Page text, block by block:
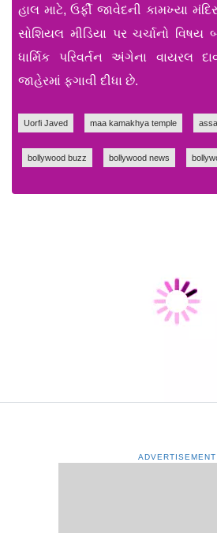
હાલ માટે, ઉર્ફી જાવેદની કામખ્યા
સોશિયલ મીડિયા પર ચર્ચાનો
ધાર્મિક પરિવર્તન અંગેના વાયરલ
જાહેરમાં ફગાવી દીધા છે.
Uorfi Javed maa kamakhya temple
bollywood buzz bollywood news
ADVERTISEMENT